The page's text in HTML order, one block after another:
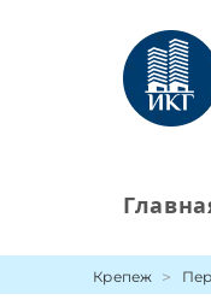
содержимому
Крепеж